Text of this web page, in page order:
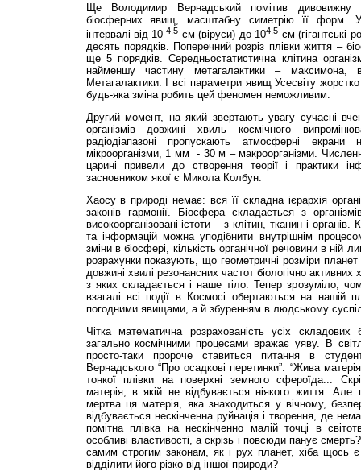
Ще Володимир Вернадський помітив дивовижну
біосферних явищ, масштабну симетрію її форм.
інтервалі від 10-4,5 см (віруси) до 104,5 см (гігантські
десять порядків. Поперечний розріз плівки життя –
ще 5 порядків. Середньостатистична клітина
найменшу частину метагалактики – максимона,
Метагалактики. І всі параметри явищ Усесвіту
будь-яка зміна робить цей феномен неможливим.
Другий момент, на який звертають увагу сучасні
організмів довжині хвиль космічного
радіодіапазоні пропускають атмосферні
мікроорганізми, 1 мм - 30 м – макроорганізми.
царині привели до створення теорії і практики
засновником якої є Микола Колбун.
Хаосу в природі немає: вся її складна ієрархія
законів гармонії. Біосфера складається з
високоорганізовані істоти – з клітин, тканин і органів.
та інформацій можна уподібнити внутрішнім
зміни в біосфері, кількість органічної речовини в ній
розрахунки показують, що геометричні розміри планет
довжині хвилі резонансних частот біологічно
з яких складається і наше тіло. Тепер зрозуміло,
взагалі всі події в Космосі обертаються на нашій
погодними явищами, а й збуренням в людському
Чітка математична розрахованість усіх складових
загально космічними процесами вражає уяву. В
просто-таки пророче ставиться питання в
Вернадського “Про осадкові перетинки”: “Жива
тонкої плівки на поверхні земного сфероїда...
матерія, в якій не відбувається ніякого життя.
мертва ця матерія, яка знаходиться у вічному,
відбувається нескінченна руйнація і творення, де
помітна плівка на нескінченно малій точці в
особливі властивості, а скрізь і повсюди панує
самим строгим законам, як і рух планет, хіба щось
відділити його різко від іншої природи?